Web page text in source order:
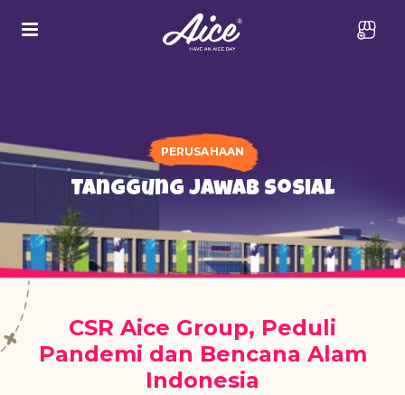
PERUSAHAAN
Tanggung Jawab Sosial
CSR Aice Group, Peduli
Pandemi dan Bencana Alam
Indonesia